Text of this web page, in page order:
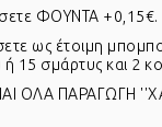
ΦΟΥΝΤΑ +0,15€.
ως έτοιμη
ή 15 σμάρτυς και 2
ΟΛΑ ΠΑΡΑΓΩΓΗ